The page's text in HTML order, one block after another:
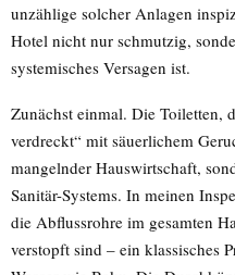
unzählige solcher Anlagen
Hotel nicht nur schmutzig,
systemisches Versagen ist.
Zunächst einmal. Die Toiletten,
verdreckt“ mit säuerlichem
mangelnder Hauswirtschaft,
Sanitär-Systems. In meinen
die Abflussrohre im gesamten
verstopft sind – ein klassisches